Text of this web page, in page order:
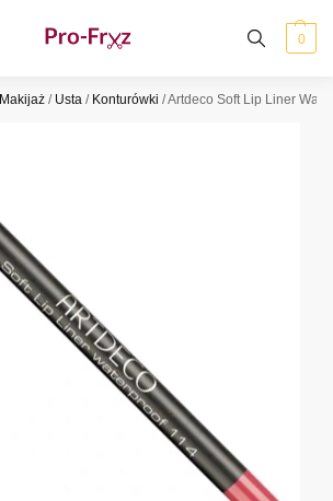
0
Makijaż / Usta / Konturówki /Artdeco Soft Lip Liner